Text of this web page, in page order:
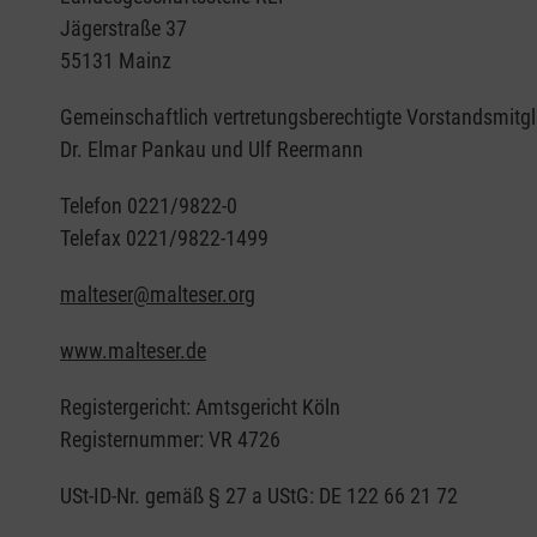
Jägerstraße 37
55131 Mainz
Gemeinschaftlich vertretungsberechtigte
Dr. Elmar Pankau und Ulf Reermann
Telefon 0221/9822-0
Telefax 0221/9822-1499
malteser@malteser.org
www.malteser.de
Registergericht: Amtsgericht Köln
Registernummer: VR 4726
USt-ID-Nr. gemäß § 27 a UStG: DE 122 66 21 72